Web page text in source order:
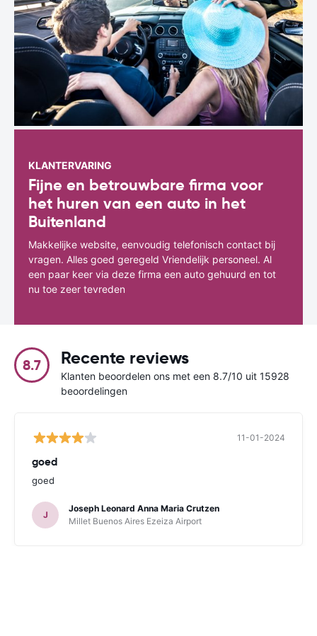
KLANTERVARING
Fijne en betrouwbare firma voor
het huren van een auto in het
Buitenland
Makkelijke website, eenvoudig telefonisch contact bij
vragen. Alles goed geregeld Vriendelijk personeel. Al
een paar keer via deze firma een auto gehuurd en tot
nu toe zeer tevreden
8.7 Recente reviews
Klanten beoordelen ons met een 8.7/10 uit 15928
beoordelingen
11-01-2024
goed
goed
J
Joseph Leonard Anna Maria Crutzen
Millet Buenos Aires Ezeiza Airport